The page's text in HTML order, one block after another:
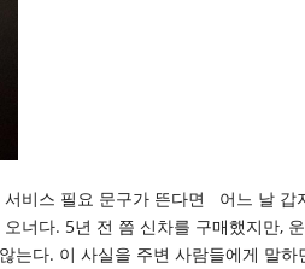
비스 필요 문구가 뜬다면 어느 날 갑
너다. 5년 전 쯤 신차를 구매했지만,
는다. 이 사실을 주변 사람들에게 말